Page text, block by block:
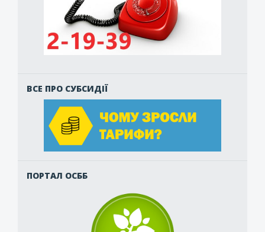
ВСЕ ПРО СУБСИДІЇ
ПОРТАЛ ОСББ